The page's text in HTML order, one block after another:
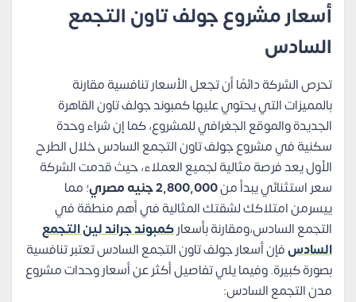
أسعار مشروع جولف تاون التجمع
السادس
تحرص الشركة دائمًا أن تجعل الأسعار تنافسية مقارنة
بالمميزات التي يحتوي عليها كمبوند جولف تاون القاهرة
الجديدة والموقع الجغرافي للمشروع، كما إن شراء وحدة
سكنية في مشروع جولف تاون التجمع السادس خلال الطرح
الأول يعد فرصة مثالية لجميع العملاء، حيث قدمت الشركة
سعر استثنائي يبدأ من2,800,000 جنيه مصري
؛ مما
ييسرمن امتلاكك لشقتك المثالية في أهم منطقة في
التجمع السادس،ومقارنة بأسعاركمبوند جراند لين التجمع
السادسفإن أسعار جولف تاون التجمع السادس تعتبر تنافسية
بصورة كبيرة. وفيما يلي تفاصيل أكثر عن أسعار وحدات مشروع
مدن التجمع السادس: